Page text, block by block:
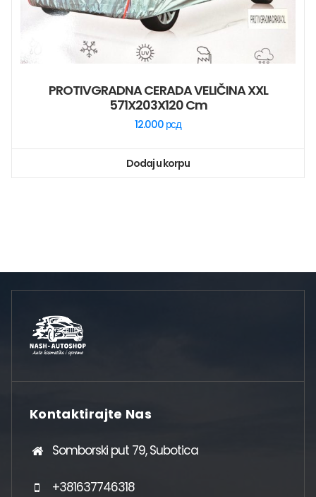
PROTIVGRADNA CERADA VELIČINA XXL
571X203X120 Cm
12.000 рсд
Dodaj u korpu
Kontaktirajte Nas
Somborski put 79, Subotica
+381637746318